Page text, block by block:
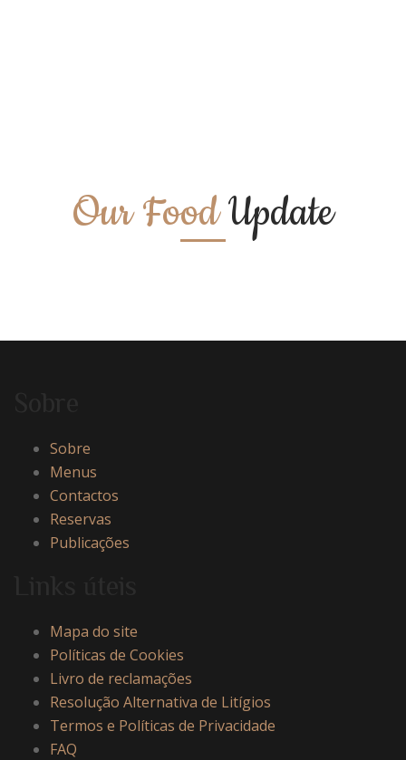
Our FoodUpdate
Sobre
Menus
Contactos
Reservas
Publicações
Mapa do site
Políticas de Cookies
Livro de reclamações
Resolução Alternativa de Litígios
Termos e Políticas de Privacidade
FAQ